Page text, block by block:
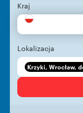
Kraj
Lokalizacja
Krzyki, Wrocław,